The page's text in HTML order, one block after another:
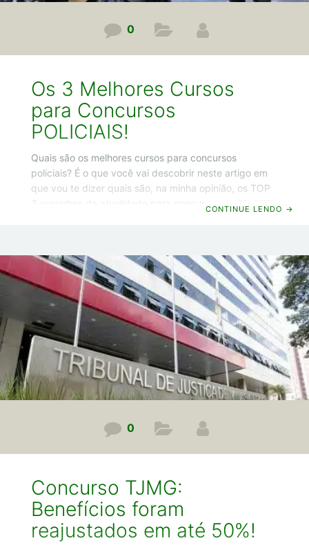
0
Os 3 Melhores Cursos
para Concursos
POLICIAIS!
Quais são os melhores cursos para concursos
policiais? É o que você vai descobrir neste artigo em
que vou te dizer quais são, na minha opinião, os TOP
Machado por aqui e já vou começar indo direto ao
ponto, sem enrolação, e já vou te dizer quais são os 3
melhores cursos para concursos
CONTINUE LENDO →
0
Concurso TJMG:
Benefícios foram
reajustados em até 50%!